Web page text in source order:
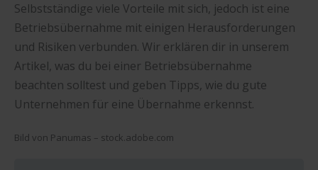
Selbstständige viele Vorteile mit sich, jedoch ist eine
Betriebsübernahme mit einigen Herausforderungen
und Risiken verbunden. Wir erklären dir in unserem
Artikel, was du bei einer Betriebsübernahme
beachten solltest und geben Tipps, wie du gute
Unternehmen für eine Übernahme erkennst.
Bild von Panumas – stock.adobe.com